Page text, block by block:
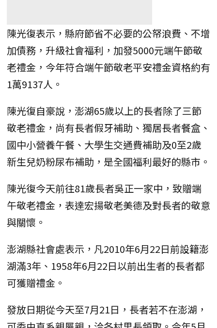
陳光復表示，縣府節省不必要的公帑浪費、不增
加債務，升級社會福利，加發5000元端午節敬
老禮金，今年符合端午節敬老平安禮金資格約有
1萬9137人。
陳光復自豪說，澎湖65歲以上的長者除了三節
敬老禮金，尚有長者假牙補助、獨居長者餐盒、
國中小營養午餐、大學生交通費補助及0至2歲
新生兒奶粉尿布補助，是全國福利最好的縣市。
陳光復今天前往81歲長者吳正一家中，致贈端
午敬老禮金，表達宏揚敬老美德及對長者的敬意
與關懷。
澎湖縣社會處表示，凡2010年6月22日前設籍澎
湖滿3年、1958年6月22日以前出生者的長者都
可獲贈禮金。
發放日期從今天至7月21日，長者若不在澎湖，